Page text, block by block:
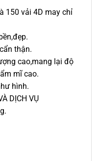
150 vải 4D may chỉ
thận.
cao,mang lại độ
mĩ cao.
hình.
DỊCH VỤ